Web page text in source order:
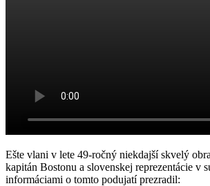
Ešte vlani v lete 49-ročný niekdajší skvelý
kapitán Bostonu a slovenskej reprezentácie v
informáciami o tomto podujatí prezradil: